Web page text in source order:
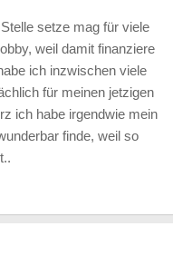
setze mag für viele
weil damit finanziere
ich inzwischen viele
für meinen jetzigen
ich habe irgendwie mein
finde, weil so